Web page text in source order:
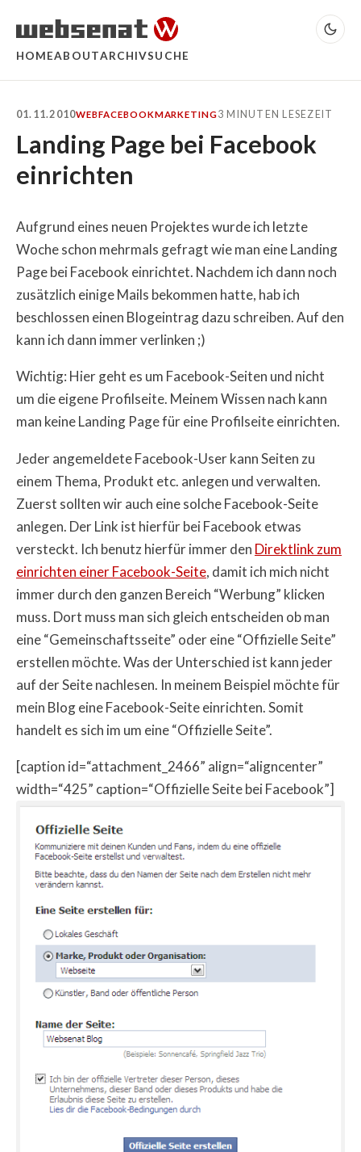
HOMEABOUTARCHIVSUCHE
01.11.2010WEBFACEBOOKMARKETING3 MINUTEN LESEZEIT
Landing Page bei Facebook
einrichten
Aufgrund eines neuen Projektes wurde ich letzte
Woche schon mehrmals gefragt wie man eine Landing
Page bei Facebook einrichtet. Nachdem ich dann noch
zusätzlich einige Mails bekommen hatte, hab ich
beschlossen einen Blogeintrag dazu schreiben. Auf den
kann ich dann immer verlinken ;)
Wichtig: Hier geht es um Facebook-Seiten und nicht
um die eigene Profilseite. Meinem Wissen nach kann
man keine Landing Page für eine Profilseite einrichten.
Jeder angemeldete Facebook-User kann Seiten zu
einem Thema, Produkt etc. anlegen und verwalten.
Zuerst sollten wir auch eine solche Facebook-Seite
anlegen. Der Link ist hierfür bei Facebook etwas
versteckt. Ich benutz hierfür immer den Direktlink zum
einrichten einer Facebook-Seite, damit ich mich nicht
immer durch den ganzen Bereich “Werbung” klicken
muss. Dort muss man sich gleich entscheiden ob man
eine “Gemeinschaftsseite” oder eine “Offizielle Seite”
erstellen möchte. Was der Unterschied ist kann jeder
auf der Seite nachlesen. In meinem Beispiel möchte für
mein Blog eine Facebook-Seite einrichten. Somit
handelt es sich im um eine “Offizielle Seite”.
[caption id=“attachment_2466” align=“aligncenter”
width=“425” caption=“Offizielle Seite bei Facebook”]